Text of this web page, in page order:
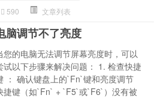
590 文章列表
脑调节不了亮度
您的电脑无法调节屏幕亮度时，可以
试以下步骤来解决问题： 1. 检查快捷
： 确认键盘上的`Fn`键和亮度调节
捷键（如`Fn` + `F5`或`F6`）没有被